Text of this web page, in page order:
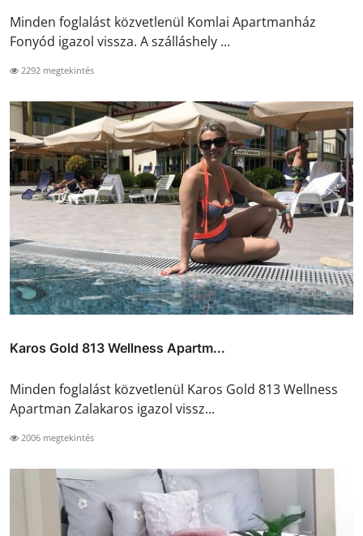
Minden foglalást közvetlenül Komlai Apartmanház
Fonyód igazol vissza. A szálláshely ...
2292 megtekintés
Karos Gold 813 Wellness Apartm...
Minden foglalást közvetlenül Karos Gold 813 Wellness
Apartman Zalakaros igazol vissz...
2006 megtekintés